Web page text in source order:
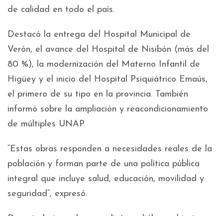
de calidad en todo el país.
Destacó la entrega del Hospital Municipal de
Verón, el avance del Hospital de Nisibón (más del
80 %), la modernización del Materno Infantil de
Higüey y el inicio del Hospital Psiquiátrico Emaús,
el primero de su tipo en la provincia. También
informó sobre la ampliación y reacondicionamiento
de múltiples UNAP.
“Estas obras responden a necesidades reales de la
población y forman parte de una política pública
integral que incluye salud, educación, movilidad y
seguridad”, expresó.